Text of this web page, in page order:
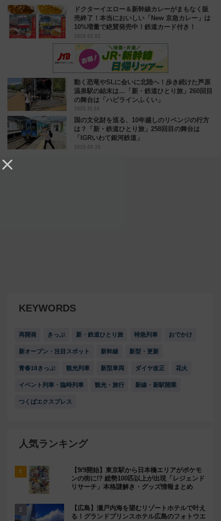
ドクターイエロー＆新幹線カレーがまもなく販
売終了！本当においしい「New 京急カレー」は
10%増量で絶賛発売中！鉄道カード付き！
2026.02.02
動く恐竜やSLに会いに北陸へ！歩き続けた芦原
温泉駅の結末は…「新・鉄道ひとり旅」260回目
の舞台は「ハピラインふくい」
2025.10.24
国の文化財を巡る、10年越しのリベンジの行方
は？「新・鉄道ひとり旅」258回目の舞台は
「IGRいわて銀河鉄道」
2025.09.26
KEYWORDS
再開発 きっぷ 新・鉄道ひとり旅 特急列車 おでかけ
新オープン・注目スポット 新幹線 新型・更新
青春18きっぷ 観光列車 新型車両 ダイヤ改正 花火
イベント列車・臨時列車 観光・旅行 新線・新駅開業
つくばエクスプレス
人気ランキング
【9/9開始】東京駅から日本橋エリアがポケモ
ンの街に!? 総勢100匹以上が出現「レジェンド
リサーチ」本格謎解き・グッズ情報まとめ
【広島】瀬戸内海を望むリゾートホテルで叶え
る！グランドプリンスホテル広島のフォトウエ